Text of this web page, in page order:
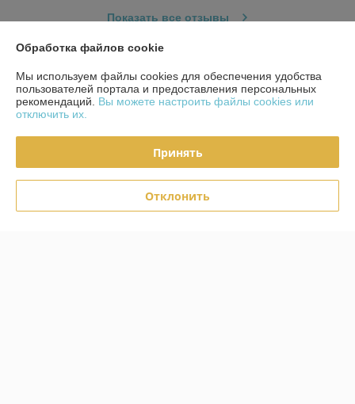
Показать все отзывы
О нас
Контакты
Полная версия сайта
Обработка файлов cookie
Мы используем файлы cookies для обеспечения удобства
пользователей портала и предоставления персональных
рекомендаций. Вы можете настроить файлы cookies или
отключить их.
Принять
Отклонить